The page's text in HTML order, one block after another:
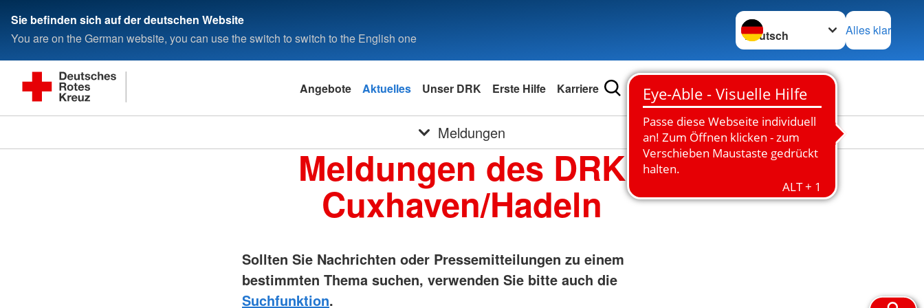
Sie befinden sich auf der deutschen Website
You are on the German website, you can use the switch to switch to the English one
Sprache wechseln zu
Alles klar
Angebote Aktuelles Unser DRK Erste Hilfe Karriere
Meldungen
Meldungen des DRK
Cuxhaven/Hadeln
Sollten Sie Nachrichten oder Pressemitteilungen zu einem
bestimmten Thema suchen, verwenden Sie bitte auch die
Suchfunktion.